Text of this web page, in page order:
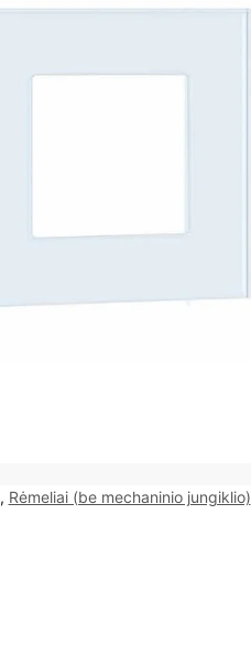
, Rėmeliai (be mechaninio jungiklio)